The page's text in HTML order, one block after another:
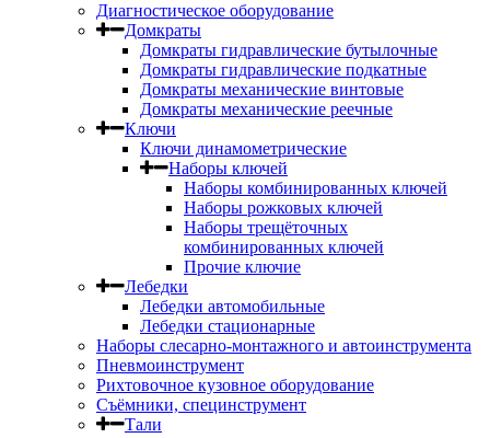
Диагностическое оборудование
Домкраты
Домкраты гидравлические бутылочные
Домкраты гидравлические подкатные
Домкраты механические винтовые
Домкраты механические реечные
Ключи
Ключи динамометрические
Наборы ключей
Наборы комбинированных ключей
Наборы рожковых ключей
Наборы трещёточных
комбинированных ключей
Прочие ключие
Лебедки
Лебедки автомобильные
Лебедки стационарные
Наборы слесарно-монтажного и автоинструмента
Пневмоинструмент
Рихтовочное кузовное оборудование
Съёмники, специнструмент
Тали